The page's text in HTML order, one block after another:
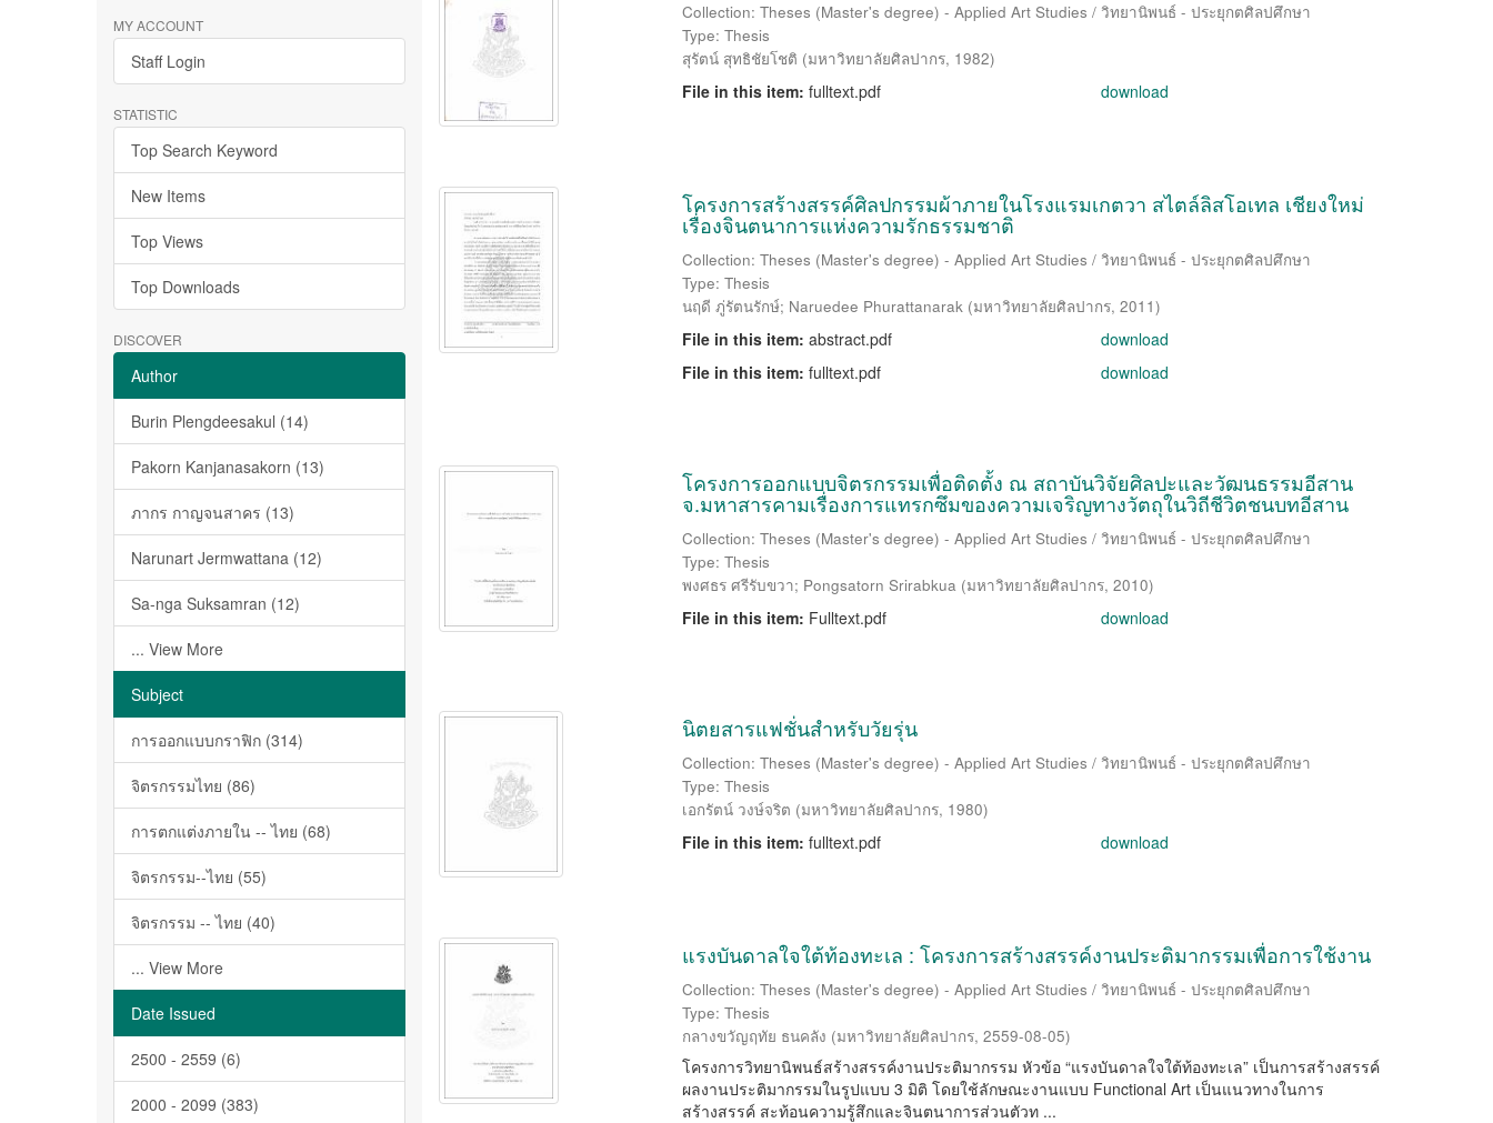
MY ACCOUNT
Staff Login
STATISTIC
Top Search Keyword
New Items
Top Views
Top Downloads
DISCOVER
Author
Burin Plengdeesakul (14)
Pakorn Kanjanasakorn (13)
ภากร กาญจนสาคร (13)
Narunart Jermwattana (12)
Sa-nga Suksamran (12)
... View More
Subject
การออกแบบกราฟิก (314)
จิตรกรรมไทย (86)
การตกแต่งภายใน -- ไทย (68)
จิตรกรรม--ไทย (55)
จิตรกรรม -- ไทย (40)
... View More
Date Issued
2500 - 2559 (6)
2000 - 2099 (383)
Collection: Theses (Master's degree) - Applied Art Studies / วิทยานิพนธ์ - ประยุกตศิลปศึกษา
Type: Thesis
สุรัตน์ สุทธิชัยโชติ (มหาวิทยาลัยศิลปากร, 1982)
File in this item: fulltext.pdf download
โครงการสร้างสรรค์ศิลปกรรมผ้าภายในโรงแรมเกตวา สไตล์ลิสโอเทล เชียงใหม่
เรื่องจินตนาการแห่งความรักธรรมชาติ
Collection: Theses (Master's degree) - Applied Art Studies / วิทยานิพนธ์ - ประยุกตศิลปศึกษา
Type: Thesis
นฤดี ภู่รัตนรักษ์; Naruedee Phurattanarak (มหาวิทยาลัยศิลปากร, 2011)
File in this item: abstract.pdf
download
File in this item: fulltext.pdf download
โครงการออกแบบจิตรกรรมเพื่อติดตั้ง ณ สถาบันวิจัยศิลปะและวัฒนธรรมอีสาน
จ.มหาสารคามเรื่องการแทรกซึมของความเจริญทางวัตถุในวิถีชีวิตชนบทอีสาน
Collection: Theses (Master's degree) - Applied Art Studies / วิทยานิพนธ์ - ประยุกตศิลปศึกษา
Type: Thesis
พงศธร ศรีรับขวา; Pongsatorn Srirabkua (มหาวิทยาลัยศิลปากร, 2010)
File in this item: Fulltext.pdf download
นิตยสารแฟชั่นสำหรับวัยรุ่น
Collection: Theses (Master's degree) - Applied Art Studies / วิทยานิพนธ์ - ประยุกตศิลปศึกษา
Type: Thesis
เอกรัตน์ วงษ์จริต (มหาวิทยาลัยศิลปากร, 1980)
File in this item: fulltext.pdf download
แรงบันดาลใจใต้ท้องทะเล : โครงการสร้างสรรค์งานประติมากรรมเพื่อการใช้งาน
Collection: Theses (Master's degree) - Applied Art Studies / วิทยานิพนธ์ - ประยุกตศิลปศึกษา
Type: Thesis
กลางขวัญฤทัย ธนคลัง (มหาวิทยาลัยศิลปากร, 2559-08-05)
โครงการวิทยานิพนธ์สร้างสรรค์งานประติมากรรม หัวข้อ “แรงบันดาลใจใต้ท้องทะเล” เป็นการสร้างสรรค์
ผลงานประติมากรรมในรูปแบบ 3 มิติ โดยใช้ลักษณะงานแบบ Functional Art เป็นแนวทางในการ
สร้างสรรค์ สะท้อนความรู้สึกและจินตนาการส่วนตัวท ...